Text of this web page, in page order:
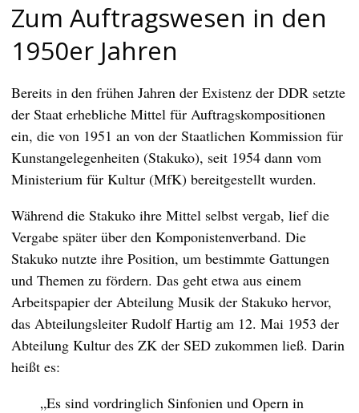
Zum Auftragswesen in den
1950er Jahren
Bereits in den frühen Jahren der Existenz der DDR setzte
der Staat erhebliche Mittel für Auftragskompositionen
ein, die von 1951 an von der Staatlichen Kommission für
Kunstangelegenheiten (Stakuko), seit 1954 dann vom
Ministerium für Kultur (MfK) bereitgestellt wurden.
Während die Stakuko ihre Mittel selbst vergab, lief die
Vergabe später über den Komponistenverband. Die
Stakuko nutzte ihre Position, um bestimmte Gattungen
und Themen zu fördern. Das geht etwa aus einem
Arbeitspapier der Abteilung Musik der Stakuko hervor,
das Abteilungsleiter Rudolf Hartig am 12. Mai 1953 der
Abteilung Kultur des ZK der SED zukommen ließ. Darin
heißt es:
„Es sind vordringlich Sinfonien und Opern in